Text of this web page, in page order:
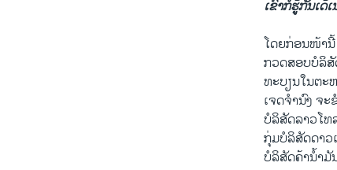
ເຂົາກໍຮູ້ກັນເດ້
ໂດຍກ່ອນໜ້າ
ກວດສອບບໍລິສັ
ທະບຽນໃນຕະ
ເຈດຈຳນົງ ຈ
ບໍລິສັດລາວໂທ
ກຸ່ມບໍລິສັດດາວ
ບໍລິສັດຄ້ານ້ຳມັ